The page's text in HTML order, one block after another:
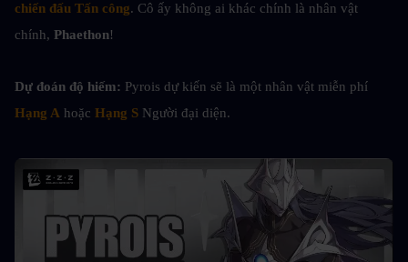
chiến đấu Tấn công. Cô ấy không ai khác chính là nhân vật
chính, Phaethon!
Dự đoán độ hiếm:
Hạng A hoặc Hạng S Người đại diện.